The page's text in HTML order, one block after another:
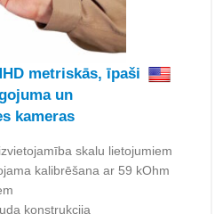
metriskās, īpaši
un
kameras
skalu lietojumiem
kalibrēšana ar 59 kOhm
konstrukcija